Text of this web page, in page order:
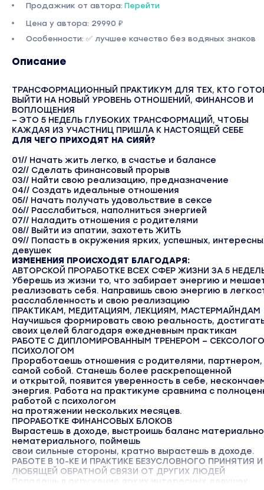
Продажник от автора: Перейти
Цена у автора: 29990 ₽
Особенности: ✅ лучшее качество без водяных знаков
Описание
ТРАНСФОРМАЦИОННЫЙ ПРАКТИКУМ ДЛЯ ТЕХ, КТО
ВЫЙТИ НА НОВЫЙ УРОВЕНЬ ОТНОШЕНИЙ, ФИНАНСОВ И
ВОПЛОЩЕНИЯ
– ЭТО 5 НЕДЕЛЬ ГЛУБОКИХ ТРАНСФОРМАЦИЙ, ЧТОБЫ
КАЖДАЯ ИЗ УЧАСТНИЦ ПРИШЛА К НАСТОЯЩЕЙ СЕБЕ
ДЛЯ ЧЕГО ПРИХОДЯТ НА СИЯЙ?
01// Начать жить легко, в счастье и балансе
02// Сделать финансовый прорыв
03// Найти свою реализацию, предназначение
04// Создать идеальные отношения
05// Начать получать удовольствие в сексе
06// Расслабиться, наполниться энергией
07// Наладить отношения с родителями
08// Выйти из апатии, захотеть ЖИТЬ
09// Попасть в окружения ярких, успешных,
девушек
ИЗМЕНЕНИЯ ПРОИСХОДЯТ БЛАГОДАРЯ:
АВТОРСКОЙ ПРОРАБОТКЕ ВСЕХ СФЕР ЖИЗНИ ЗА 5
Уберешь из жизни то, что забирает энергию и
реализовать себя. Направишь свою энергию в
расслабленность и свою реализацию
ПРАКТИКАМ, МЕДИТАЦИЯМ, ЛЕКЦИЯМ, МАСТЕРМАЙНДАМ
Научишься формировать свою реальность,
своих целей благодаря ежедневным практикам
РАБОТЕ С ДИПЛОМИРОВАННЫМ ТРЕНЕРОМ –
ПСИХОЛОГОМ
Проработаешь отношения с родителями, партнером,
самой собой. Станешь более раскрепощенной
и открытой, появится уверенность в себе,
энергия. Работа на практикуме сравнима с
работой с психологом
на протяжении нескольких месяцев.
ПРОРАБОТКЕ ФИНАНСОВЫХ БЛОКОВ
Вырастешь в доходе, выстроишь баланс
нематериального, поймешь
свои сильные стороны, кратно вырастешь в доходе.
РАБОТЕ В 10-КЕ И ПРАКТИКЕ БЕЗУСЛОВНОГО ПРИНЯТИЯ И
ЛЮБЯЩЕЙ ОБРАТНОЙ СВЯЗИ ОТ ДРУГИХ ЛЮДЕЙ
Попадешь в окружение ярких интересных девушек,